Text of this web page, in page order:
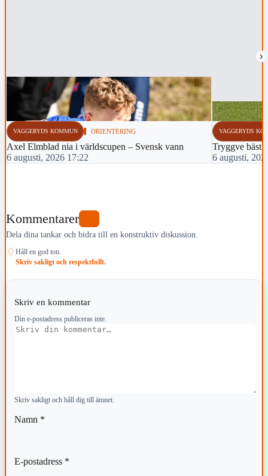
›
VAGGERYDS KOMMUN ORIENTERING
Axel Elmblad nia i världscupen – Svensk vann
6 augusti, 2026 17:22
VAGGERYDS
Tryggve bäst
6 augusti,
Kommentarer
Dela dina tankar och bidra till en konstruktiv diskussion.
♢ Håll en god ton.
Skriv sakligt och respektfullt.
Skriv en kommentar
Din e-postadress publiceras inte.
Kommentar
Skriv sakligt och håll dig till ämnet.
Namn *
E-postadress *